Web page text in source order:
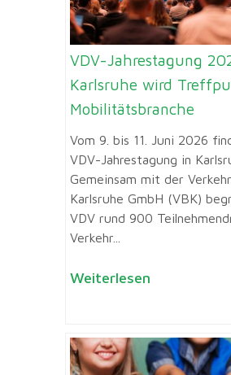
VDV-Jahrestagung
Karlsruhe wird
Mobilitätsbranche
Vom 9. bis 11. Juni 2026
VDV-Jahrestagung in
Gemeinsam mit der
Karlsruhe GmbH (VBK)
VDV rund 900
Verkehr...
Weiterlesen